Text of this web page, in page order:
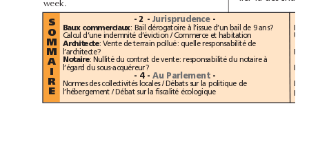
week.
- 2 - Jurisprudence -
Baux commerciaux : Bail dérogatoire à l’issue d’un bail de 9 ans?
Calcul d’une indemnité d’éviction / Commerce et habitation
Architecte : Vente de terrain pollué: quelle responsabilité de
l’architecte?
Notaire : Nullité du contrat de vente: responsabilité du notaire à
l’égard du sous-acquéreur?
- 4 - Au Parlement -
Normes des collectivités locales / Débats sur la politique de
l’hébergement / Débat sur la fiscalité écologique
S
O
M
M
A
R
E